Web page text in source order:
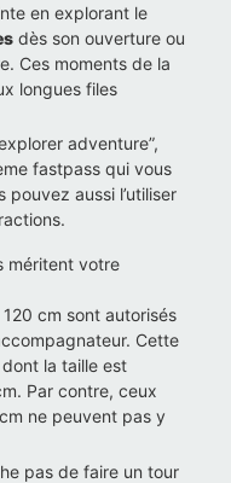
en explorant le
dès son ouverture ou
Ces moments de la
longues files
adventure”,
fastpass qui vous
aussi l’utiliser
méritent votre
cm sont autorisés
Cette
la taille est
Par contre, ceux
ne peuvent pas y
pas de faire un tour